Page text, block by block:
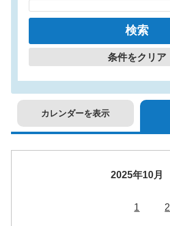
条件をクリア
カレンダーを表示
2025年10月
1 2